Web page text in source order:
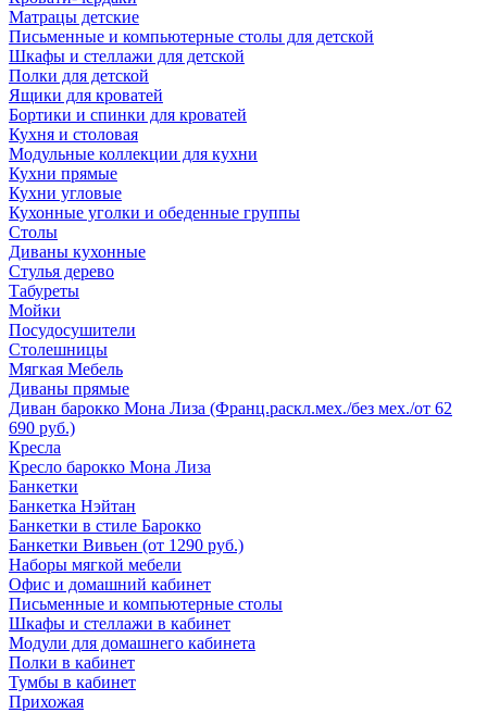
Матрацы детские
Письменные и компьютерные столы для детской
Шкафы и стеллажи для детской
Полки для детской
Ящики для кроватей
Бортики и спинки для кроватей
Кухня и столовая
Модульные коллекции для кухни
Кухни прямые
Кухни угловые
Кухонные уголки и обеденные группы
Столы
Диваны кухонные
Стулья дерево
Табуреты
Мойки
Посудосушители
Столешницы
Мягкая Мебель
Диваны прямые
Диван барокко Мона Лиза (Франц.раскл.мех./без мех./от 62
690 руб.)
Кресла
Кресло барокко Мона Лиза
Банкетки
Банкетка Нэйтан
Банкетки в стиле Барокко
Банкетки Вивьен (от 1290 руб.)
Наборы мягкой мебели
Офис и домашний кабинет
Письменные и компьютерные столы
Шкафы и стеллажи в кабинет
Модули для домашнего кабинета
Полки в кабинет
Тумбы в кабинет
Прихожая